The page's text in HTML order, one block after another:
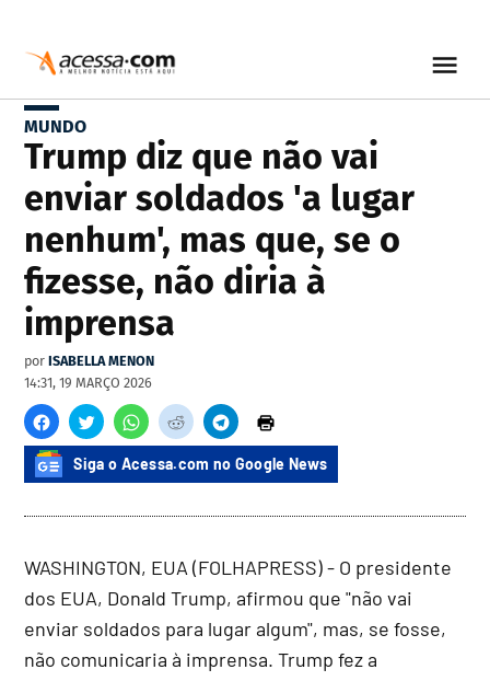
MUNDO
Trump diz que não vai
enviar soldados 'a lugar
nenhum', mas que, se o
fizesse, não diria à
imprensa
por ISABELLA MENON
14:31, 19 MARÇO 2026
Siga o Acessa.com no Google News
WASHINGTON, EUA (FOLHAPRESS) - O presidente
dos EUA, Donald Trump, afirmou que "não vai
enviar soldados para lugar algum", mas, se fosse,
não comunicaria à imprensa. Trump fez a